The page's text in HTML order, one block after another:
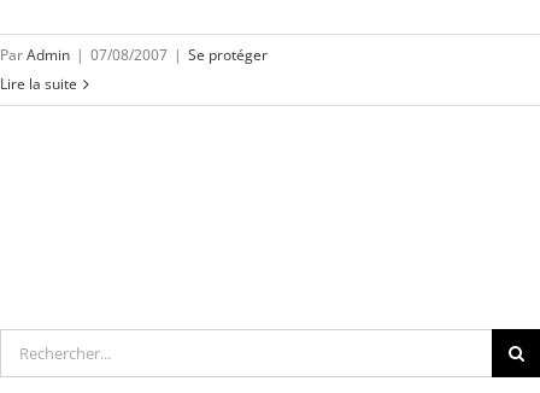
ParAdmin | 07/08/2007 | Se protéger
Lire la suite
Rechercher